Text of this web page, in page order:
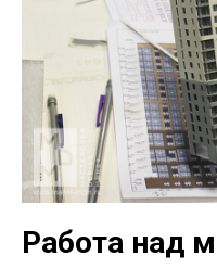
Работа над